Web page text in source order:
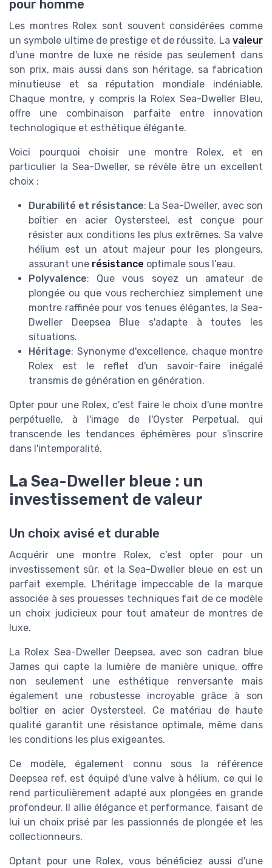
pour homme
Les montres Rolex sont souvent considérées comme
un symbole ultime de prestige et de réussite. La valeur
d'une montre de luxe ne réside pas seulement dans
son prix, mais aussi dans son héritage, sa fabrication
minutieuse et sa réputation mondiale indéniable.
Chaque montre, y compris la Rolex Sea-Dweller Bleu,
offre une combinaison parfaite entre innovation
technologique et esthétique élégante.
Voici pourquoi choisir une montre Rolex, et en
particulier la Sea-Dweller, se révèle être un excellent
choix :
Durabilité et résistance: La Sea-Dweller, avec son
boîtier en acier Oystersteel, est conçue pour
résister aux conditions les plus extrêmes. Sa valve
hélium est un atout majeur pour les plongeurs,
assurant une résistance optimale sous l’eau.
Polyvalence: Que vous soyez un amateur de
plongée ou que vous recherchiez simplement une
montre raffinée pour vos tenues élégantes, la Sea-
Dweller Deepsea Blue s'adapte à toutes les
situations.
Héritage: Synonyme d'excellence, chaque montre
Rolex est le reflet d'un savoir-faire inégalé
transmis de génération en génération.
Opter pour une Rolex, c'est faire le choix d'une montre
perpétuelle, à l'image de l'Oyster Perpetual, qui
transcende les tendances éphémères pour s'inscrire
dans l'intemporalité.
La Sea-Dweller bleue : un
investissement de valeur
Un choix avisé et durable
Acquérir une montre Rolex, c'est opter pour un
investissement sûr, et la Sea-Dweller bleue en est un
parfait exemple. L'héritage impeccable de la marque
associée à ses prouesses techniques fait de ce modèle
un choix judicieux pour tout amateur de montres de
luxe.
La Rolex Sea-Dweller Deepsea, avec son cadran blue
James qui capte la lumière de manière unique, offre
non seulement une esthétique renversante mais
également une robustesse incroyable grâce à son
boîtier en acier Oystersteel. Ce matériau de haute
qualité garantit une résistance optimale, même dans
les conditions les plus exigeantes.
Ce modèle, également connu sous la référence
Deepsea ref, est équipé d'une valve à hélium, ce qui le
rend particulièrement adapté aux plongées en grande
profondeur. Il allie élégance et performance, faisant de
lui un choix prisé par les passionnés de plongée et les
collectionneurs.
Optant pour une Rolex, vous bénéficiez aussi d'une